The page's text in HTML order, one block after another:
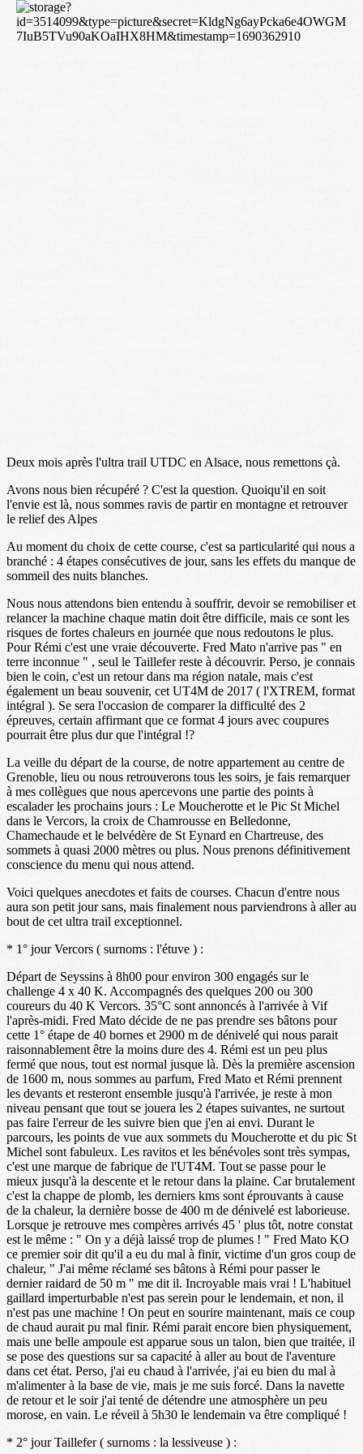
Deux mois après l'ultra trail UTDC en Alsace, nous remettons çà.
Avons nous bien récupéré ? C'est la question. Quoiqu'il en soit
l'envie est là, nous sommes ravis de partir en montagne et retrouver
le relief des Alpes
Au moment du choix de cette course, c'est sa particularité qui nous a
branché : 4 étapes consécutives de jour, sans les effets du manque de
sommeil des nuits blanches.
Nous nous attendons bien entendu à souffrir, devoir se remobiliser et
relancer la machine chaque matin doit être difficile, mais ce sont les
risques de fortes chaleurs en journée que nous redoutons le plus.
Pour Rémi c'est une vraie découverte. Fred Mato n'arrive pas " en
terre inconnue " , seul le Taillefer reste à découvrir. Perso, je connais
bien le coin, c'est un retour dans ma région natale, mais c'est
également un beau souvenir, cet UT4M de 2017 ( l'XTREM, format
intégral ). Se sera l'occasion de comparer la difficulté des 2
épreuves, certain affirmant que ce format 4 jours avec coupures
pourrait être plus dur que l'intégral !?
La veille du départ de la course, de notre appartement au centre de
Grenoble, lieu ou nous retrouverons tous les soirs, je fais remarquer
à mes collègues que nous apercevons une partie des points à
escalader les prochains jours : Le Moucherotte et le Pic St Michel
dans le Vercors, la croix de Chamrousse en Belledonne,
Chamechaude et le belvédère de St Eynard en Chartreuse, des
sommets à quasi 2000 mètres ou plus. Nous prenons définitivement
conscience du menu qui nous attend.
Voici quelques anecdotes et faits de courses. Chacun d'entre nous
aura son petit jour sans, mais finalement nous parviendrons à aller au
bout de cet ultra trail exceptionnel.
* 1° jour Vercors ( surnoms : l'étuve ) :
Départ de Seyssins à 8h00 pour environ 300 engagés sur le
challenge 4 x 40 K. Accompagnés des quelques 200 ou 300
coureurs du 40 K Vercors. 35°C sont annoncés à l'arrivée à Vif
l'après-midi. Fred Mato décide de ne pas prendre ses bâtons pour
cette 1° étape de 40 bornes et 2900 m de dénivelé qui nous parait
raisonnablement être la moins dure des 4. Rémi est un peu plus
fermé que nous, tout est normal jusque là. Dès la première ascension
de 1600 m, nous sommes au parfum, Fred Mato et Rémi prennent
les devants et resteront ensemble jusqu'à l'arrivée, je reste à mon
niveau pensant que tout se jouera les 2 étapes suivantes, ne surtout
pas faire l'erreur de les suivre bien que j'en ai envi. Durant le
parcours, les points de vue aux sommets du Moucherotte et du pic St
Michel sont fabuleux. Les ravitos et les bénévoles sont très sympas,
c'est une marque de fabrique de l'UT4M. Tout se passe pour le
mieux jusqu'à la descente et le retour dans la plaine. Car brutalement
c'est la chappe de plomb, les derniers kms sont éprouvants à cause
de la chaleur, la dernière bosse de 400 m de dénivelé est laborieuse.
Lorsque je retrouve mes compères arrivés 45 ' plus tôt, notre constat
est le même : " On y a déjà laissé trop de plumes ! " Fred Mato KO
ce premier soir dit qu'il a eu du mal à finir, victime d'un gros coup de
chaleur, " J'ai même réclamé ses bâtons à Rémi pour passer le
dernier raidard de 50 m " me dit il. Incroyable mais vrai ! L'habituel
gaillard imperturbable n'est pas serein pour le lendemain, et non, il
n'est pas une machine ! On peut en sourire maintenant, mais ce coup
de chaud aurait pu mal finir. Rémi parait encore bien physiquement,
mais une belle ampoule est apparue sous un talon, bien que traitée, il
se pose des questions sur sa capacité à aller au bout de l'aventure
dans cet état. Perso, j'ai eu chaud à l'arrivée, j'ai eu bien du mal à
m'alimenter à la base de vie, mais je me suis forcé. Dans la navette
de retour et le soir j'ai tenté de détendre une atmosphère un peu
morose, en vain. Le réveil à 5h30 le lendemain va être compliqué !
* 2° jour Taillefer ( surnoms : la lessiveuse ) :